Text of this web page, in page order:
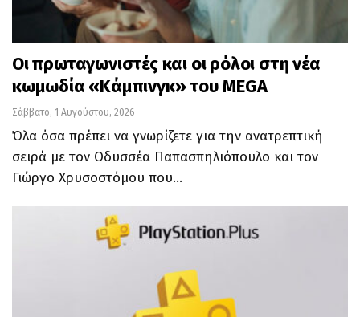
Οι πρωταγωνιστές και οι ρόλοι στη νέα
κωμωδία «Κάμπινγκ» του MEGA
Σάββατο, 1 Αυγούστου, 2026
Όλα όσα πρέπει να γνωρίζετε για την ανατρεπτική
σειρά με τον Οδυσσέα Παπασπηλιόπουλο και τον
Γιώργο Χρυσοστόμου που…